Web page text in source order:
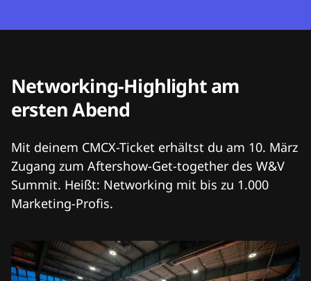
Networking-Highlight am
ersten Abend
Mit deinem CMCX-Ticket erhältst du am 10. März
Zugang zum Aftershow-Get-together des W&V
Summit. Heißt: Networking mit bis zu 1.000
Marketing-Profis.